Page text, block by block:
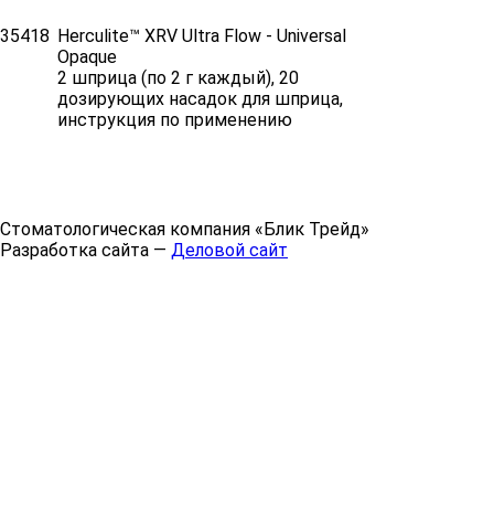
35418 Herculite™ XRV Ultra Flow - Universal
Opaque
2 шприца (по 2 г каждый), 20
дозирующих насадок для шприца,
инструкция по применению
Стоматологическая компания «Блик Трейд»
Разработка сайта — Деловой сайт